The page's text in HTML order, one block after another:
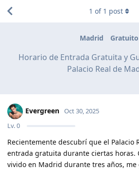
Madrid Gratuito
Horario de Entrada Gratuita y
Palacio Real de
1 of 1 post
Evergreen
Lv.0
Oct 30, 2025
Recientemente descubrí que el Palacio
entrada gratuita durante ciertas horas.
vivido en Madrid durante tres años,